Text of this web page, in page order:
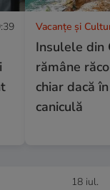
Vacanțe și
Insulele din
rămâne
chiar dacă
caniculă
18 iul.